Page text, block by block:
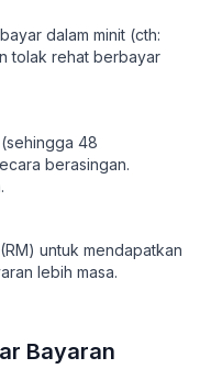
dalam minit (cth:
tolak rehat berbayar
48
berasingan.
untuk mendapatkan
lebih masa.
Bayaran